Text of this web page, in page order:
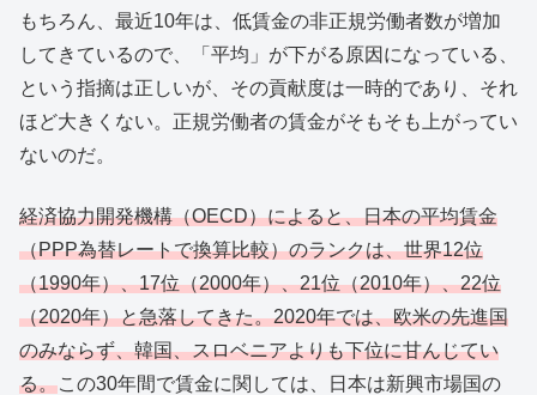
もちろん、最近10年は、低賃金の非正規労働者数が増加
してきているので、「平均」が下がる原因になっている、
という指摘は正しいが、その貢献度は一時的であり、それ
ほど大きくない。正規労働者の賃金がそもそも上がってい
ないのだ。
経済協力開発機構（OECD）によると、日本の平均賃金
（PPP為替レートで換算比較）のランクは、世界12位
（1990年）、17位（2000年）、21位（2010年）、22位
（2020年）と急落してきた。2020年では、欧米の先進国
のみならず、韓国、スロベニアよりも下位に甘んじてい
る。この30年間で賃金に関しては、日本は新興市場国の